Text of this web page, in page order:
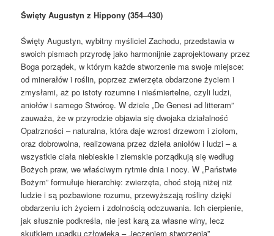
Święty Augustyn z Hippony (354–430)
Święty Augustyn, wybitny myśliciel Zachodu, przedstawia w
swoich pismach przyrodę jako harmonijnie zaprojektowany przez
Boga porządek, w którym każde stworzenie ma swoje miejsce:
od minerałów i roślin, poprzez zwierzęta obdarzone życiem i
zmysłami, aż po istoty rozumne i nieśmiertelne, czyli ludzi,
aniołów i samego Stwórcę. W dziele „De Genesi ad litteram”
zauważa, że w przyrodzie objawia się dwojaka działalność
Opatrzności – naturalna, która daje wzrost drzewom i ziołom,
oraz dobrowolna, realizowana przez dzieła aniołów i ludzi – a
wszystkie ciała niebieskie i ziemskie porządkują się według
Bożych praw, we właściwym rytmie dnia i nocy. W „Państwie
Bożym” formułuje hierarchię: zwierzęta, choć stoją niżej niż
ludzie i są pozbawione rozumu, przewyższają rośliny dzięki
obdarzeniu ich życiem i zdolnością odczuwania. Ich cierpienie,
jak słusznie podkreśla, nie jest karą za własne winy, lecz
skutkiem upadku człowieka – „jęczeniem stworzenia”